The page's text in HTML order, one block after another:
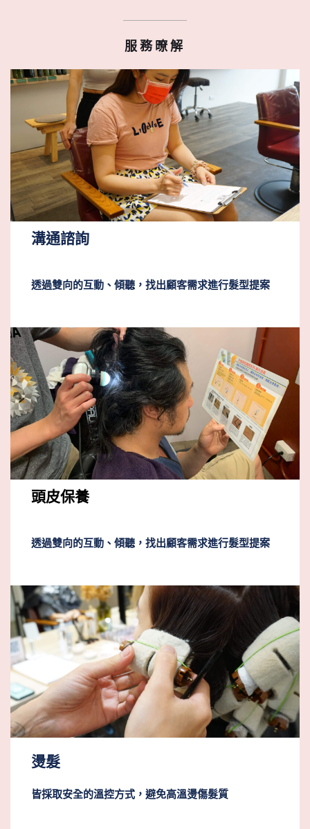
服務暸解
溝通諮詢
透過雙向的互動、傾聽，找出顧客需求進行髮型提案
頭皮保養
透過雙向的互動、傾聽，找出顧客需求進行髮型提案
燙髮
皆採取安全的溫控方式，避免高溫燙傷髮質